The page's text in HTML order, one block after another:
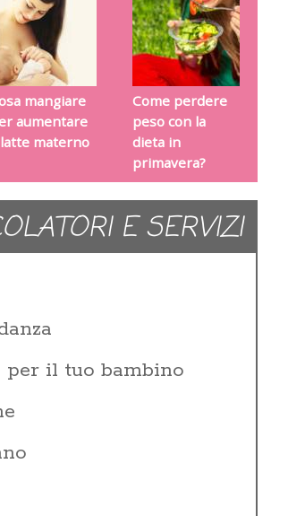
mangiare
aumentare
materno
Come perdere
peso con la
dieta in
primavera?
E SERVIZI
il tuo bambino